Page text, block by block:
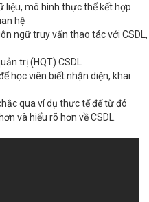
liệu, mô hình thực thể kết hợp
hệ
ngữ truy vấn thao tác với CSDL,
trị (HQT) CSDL
học viên biết nhận diện, khai
qua ví dụ thực tế để từ đó
và hiểu rõ hơn về CSDL.